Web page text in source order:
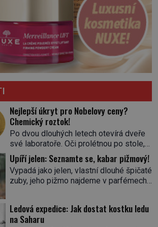
Nejlepší úkryt pro Nobelovy ceny?
Chemický roztok!
Po dvou dlouhých letech otevírá dveře
své laboratoře. Oči prolétnou po stole,
aby pak ulpěly na regálu, kde se nachází
všemožné látky. Hledá žluto-oranžovou
tekutinu, jakmile ji zahlédne, nesmírně
se mu uleví. Teď může svůj plán
skrývá směs s názvem lučavka
královská. Svůj přídomek nemá pro nic
za nic, […]
Upíří jelen: Seznamte se, kabar pižmový!
Vypadá jako jelen, vlastní dlouhé špičaté
zuby, jeho pižmo najdeme v parfémech
jediného zástupce zvířecí říše – kabara
pižmového. V Evropě ho jako první
Ledová expedice: Jak dostat kostku ledu
na Saharu